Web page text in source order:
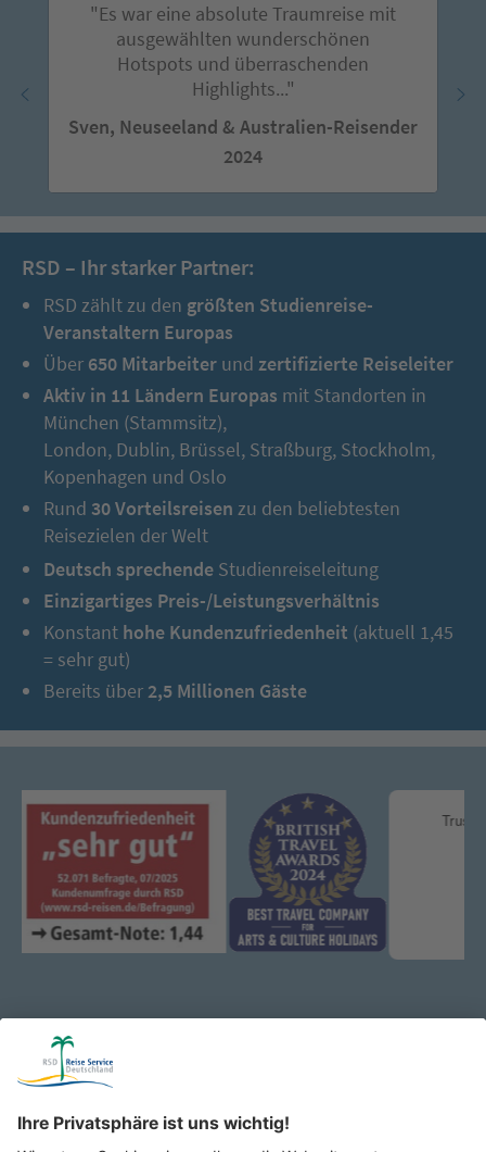
"Es war eine absolute Traumreise mit
ausgewählten wunderschönen
Hotspots und überraschenden
Highlights..."
Sven, Neuseeland & Australien-Reisender
2024
RSD – Ihr starker Partner:
RSD zählt zu den größten Studienreise-
Veranstaltern Europas
Über 650 Mitarbeiter und zertifizierte Reiseleiter
Aktiv in 11 Ländern Europas mit Standorten in
München (Stammsitz),
London, Dublin, Brüssel, Straßburg, Stockholm,
Kopenhagen und Oslo
Rund 30 Vorteilsreisen zu den beliebtesten
Reisezielen der Welt
Deutsch sprechende Studienreiseleitung
Einzigartiges Preis-/Leistungsverhältnis
Konstant hohe Kundenzufriedenheit (aktuell 1,45
= sehr gut)
Bereits über2,5 Millionen Gäste
Katalog & Reisepost:
Wir schicken Ihnen zukünftig unsere schönsten Reisen gerne
per Post nach Hause!